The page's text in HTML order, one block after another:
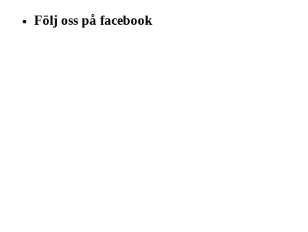
Följ oss på facebook